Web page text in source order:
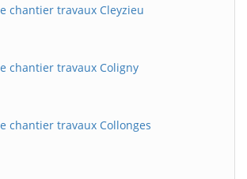
chantier travaux Cleyzieu
chantier travaux Coligny
chantier travaux Collonges